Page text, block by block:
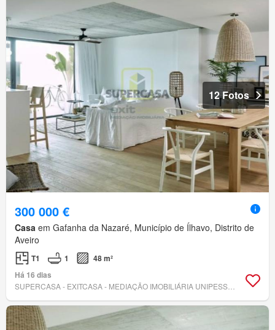
12 Fotos
300 000 €
Casa em Gafanha da Nazaré, Município de Ílhavo, Distrito de
Aveiro
T1 1
48 m²
Há 16 dias